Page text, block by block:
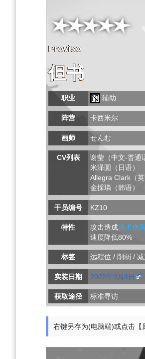
Proviso
但书
职业 辅助
阵营 卡西米尔
画师 せんむ
CV列表
谢莹（中文-普通
米泽圆（日语）
Allegra Clark（英
金採璘（韩语）
干员编号 KZ10
特性 攻击造成法术伤害
速度降低80%
标签 远程位 / 削弱 / 减
实装日期 2022年9月8日
获取途径 标准寻访
右键另存为(电脑端)或点击【